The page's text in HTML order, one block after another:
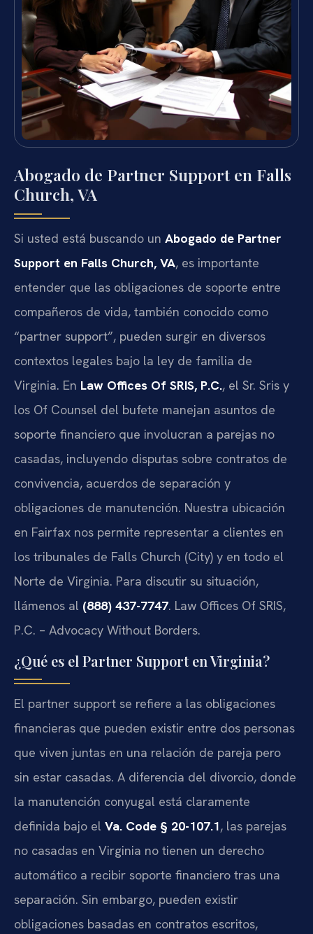
Abogado de Partner Support en Falls
Church, VA
Si usted está buscando un Abogado de Partner
Support en Falls Church, VA, es importante
entender que las obligaciones de soporte entre
compañeros de vida, también conocido como
“partner support”, pueden surgir en diversos
contextos legales bajo la ley de familia de
Virginia. En Law Offices Of SRIS, P.C., el Sr. Sris y
los Of Counsel del bufete manejan asuntos de
soporte financiero que involucran a parejas no
casadas, incluyendo disputas sobre contratos de
convivencia, acuerdos de separación y
obligaciones de manutención. Nuestra ubicación
en Fairfax nos permite representar a clientes en
los tribunales de Falls Church (City) y en todo el
Norte de Virginia. Para discutir su situación,
llámenos al (888) 437-7747. Law Offices Of SRIS,
P.C. – Advocacy Without Borders.
¿Qué es el Partner Support en Virginia?
El partner support se refiere a las obligaciones
financieras que pueden existir entre dos personas
que viven juntas en una relación de pareja pero
sin estar casadas. A diferencia del divorcio, donde
la manutención conyugal está claramente
definida bajo el Va. Code § 20-107.1, las parejas
no casadas en Virginia no tienen un derecho
automático a recibir soporte financiero tras una
separación. Sin embargo, pueden existir
obligaciones basadas en contratos escritos,